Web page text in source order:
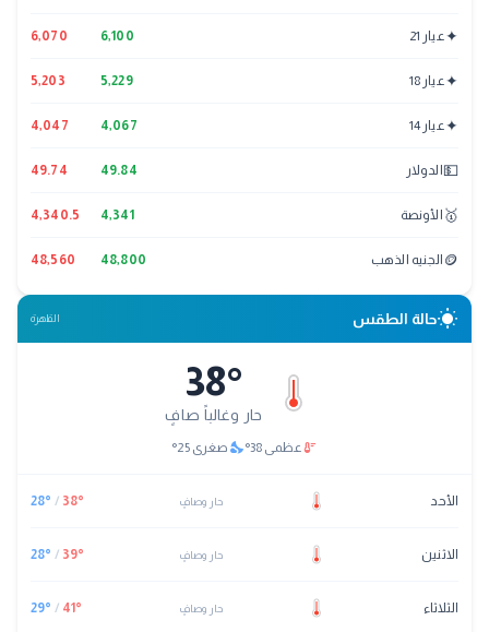
✦عيار 21 6,100
6,070
✦عيار 18 5,229
5,203
✦عيار 14 4,067
4,047
💵 الدولار 49.84
49.74
🥇 الأونصة 4,341
4,340.5
🪙 الجنيه الذهب 48,800
48,560
wb_sunnyحالة الطقس القاهرة
38°
حار وغالباً صافٍ
thermostatعظمى 38
°
nights_stay صغرى25
°
الأحد حار وصافٍ 38°
/
28°
الاثنين حار وصافٍ 39°
/
28°
الثلاثاء حار وصافٍ 41°
/
29°